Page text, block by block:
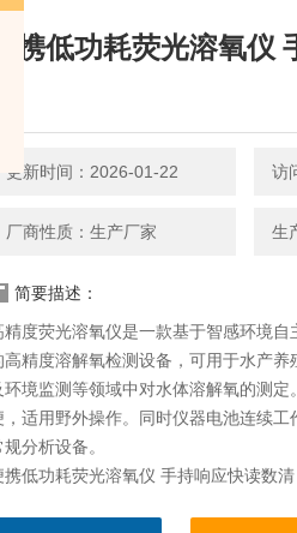
便携低功耗荧光溶氧仪
更新时间：2026-01-22 访
厂商性质：生产厂家 生
简要描述：
精度荧光溶氧仪是一款基于智感环境
高精度溶解氧检测设备，可用于水产
环境监测等领域中对水体溶解氧的测
，适用野外操作。同时仪器电池连续工
规分析设备。
携低功耗荧光溶氧仪 手持响应快读数清